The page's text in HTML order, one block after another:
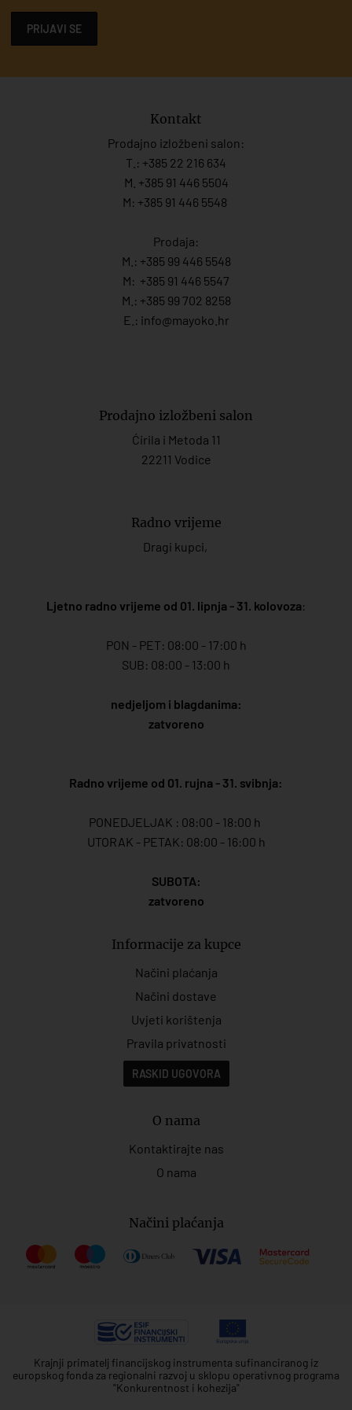
PRIJAVI SE
Kontakt
Prodajno izložbeni salon:
T.: +385 22 216 634
M. +385 91 446 5504
M: +385 91 446 5548
Prodaja:
M.: +385 99 446 5548
M: +385 91 446 5547
M.: +385 99 702 8258
E.: info@mayoko. hr
Prodajno izložbeni salon
Ćirila i Metoda 11
22211 Vodice
Radno vrijeme
Dragi kupci,
Ljetno radno vrijeme od 01. lipnja - 31. kolovoza:
PON - PET: 08:00 - 17:00 h
SUB: 08:00 - 13:00 h
nedjeljom i blagdanima:
zatvoreno
Radno vrijeme od 01. rujna - 31. svibnja:
PONEDJELJAK : 08:00 - 18:00 h
UTORAK - PETAK: 08:00 - 16:00 h
SUBOTA:
zatvoreno
Informacije za kupce
Načini plaćanja
Načini dostave
Uvjeti korištenja
Pravila privatnosti
RASKID UGOVORA
O nama
Kontaktirajte nas
O nama
Načini plaćanja
Krajnji primatelj financijskog instrumenta sufinanciranog iz
europskog fonda za regionalni razvoj u sklopu operativnog programa
"Konkurentnost i kohezija"